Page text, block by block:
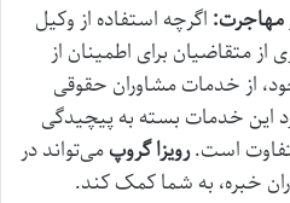
مهاجرت: اگرچه استفاده از وکیل
از متقاضیان برای اطمینان از
از خدمات مشاوران حقوقی
این خدمات بسته به پیچیدگی
است.رویزا گروپمی‌تواند در
خبره، به شما کمک کند.